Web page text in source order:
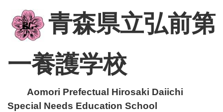
青森県立弘前第
一養護学校
Aomori Prefectual Hirosaki Daiichi
Special Needs Education School